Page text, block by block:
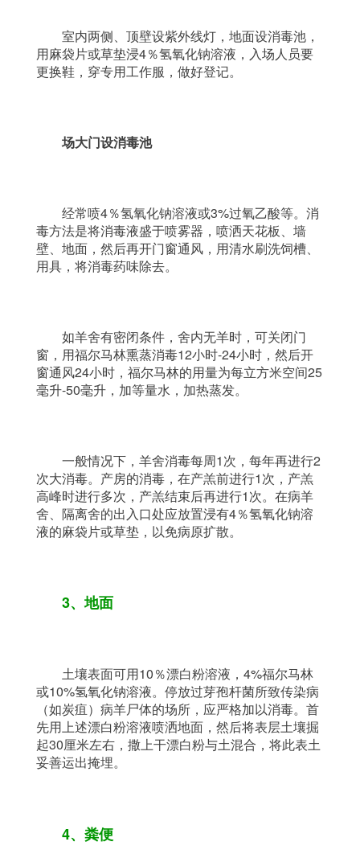
用麻袋片或草垫浸4％氢氧化钠溶液，入场人员要
更换鞋，穿专用工作服，做好登记。
场大门设消毒池
毒方法是将消毒液盛于喷雾器，喷洒天花板、墙
壁、地面，然后再开门窗通风，用清水刷洗饲槽、
用具，将消毒药味除去。
窗，用福尔马林熏蒸消毒12小时-24小时，然后开
窗通风24小时，福尔马林的用量为每立方米空间25
毫升-50毫升，加等量水，加热蒸发。
次大消毒。产房的消毒，在产羔前进行1次，产羔
高峰时进行多次，产羔结束后再进行1次。在病羊
舍、隔离舍的出入口处应放置浸有4％氢氧化钠溶
液的麻袋片或草垫，以免病原扩散。
3、地面
或10%氢氧化钠溶液。停放过芽孢杆菌所致传染病
（如炭疽）病羊尸体的场所，应严格加以消毒。首
先用上述漂白粉溶液喷洒地面，然后将表层土壤掘
起30厘米左右，撒上干漂白粉与土混合，将此表土
妥善运出掩埋。
4、粪便